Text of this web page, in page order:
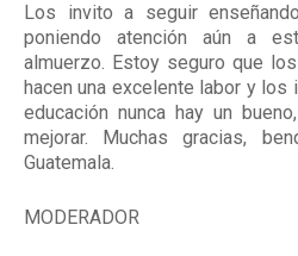
Los invito a seguir
poniendo atención aún a
almuerzo. Estoy seguro que
hacen una excelente labor y los
educación nunca hay un
mejorar. Muchas gracias,
Guatemala.
MODERADOR